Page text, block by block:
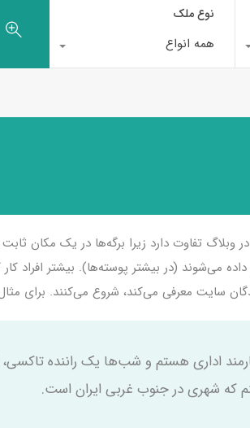
نوع ملک
همه انواع
تفاوت دارد زیرا برگه‌ها در یک مکان ثابت
(در بیشتر پوسته‌ها). بیشتر افراد کار
سایت معرفی می‌کند، شروع می‌کنند. برای
اداری هستم و شب‌ها یک راننده
که شهری در جنوب غربی ایران است.